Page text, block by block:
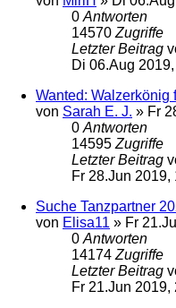
0 Antworten
14570 Zugriffe
Letzter Beitrag
Di 06.Aug
Wanted: Walzerkönig
von Sarah E. J. » Fr
0 Antworten
14595 Zugriffe
Letzter Beitrag
Fr 28.Jun 2019,
Suche Tanzpartner
von Elisa11 » Fr
0 Antworten
14174 Zugriffe
Letzter Beitrag
Fr 21.Jun 2019,